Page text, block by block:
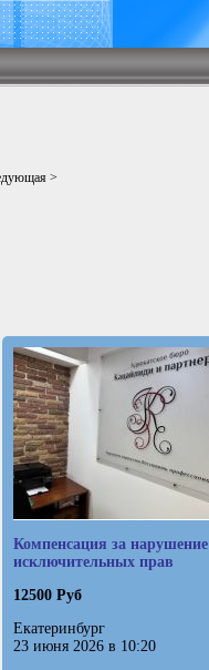
>
Компенсация за нарушение
исключительных прав
12500 Руб
Екатеринбург
23 июня 2026 в 10:20